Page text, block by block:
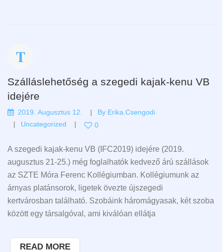
Szálláslehetőség a szegedi kajak-kenu VB
idejére
2019. Augusztus 12. By Erika.csengodi
Uncategorized
0
A szegedi kajak-kenu VB (IFC2019) idejére (2019.
augusztus 21-25.) még foglalhatók kedvező árú szállások
az SZTE Móra Ferenc Kollégiumban. Kollégiumunk az
árnyas platánsorok, ligetek övezte újszegedi
kertvárosban található. Szobáink háromágyasak, két szoba
között egy társalgóval, ami kiválóan ellátja
READ MORE